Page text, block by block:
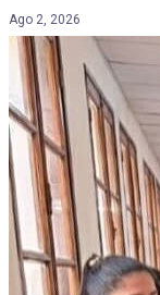
Ago 2, 2026